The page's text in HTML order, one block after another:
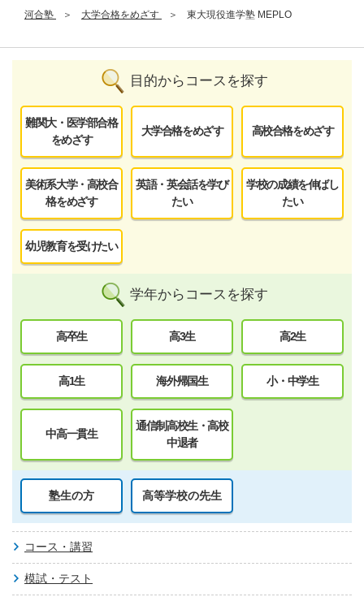
河合塾
大学合格をめざす 東大現役進学塾 MEPLO
目的からコースを探す
難関大・医学部合格
をめざす
大学合格をめざす 高校合格をめざす
美術系大学・高校合
格をめざす
英語・英会話を学び
たい
学校の成績を伸ばし
たい
幼児教育を受けたい
学年からコースを探す
高卒生 高3生 高2生
高1生 海外帰国生 小・中学生
中高一貫生
通信制高校生・高校
中退者
塾生の方 高等学校の先生
コース・講習
模試・テスト